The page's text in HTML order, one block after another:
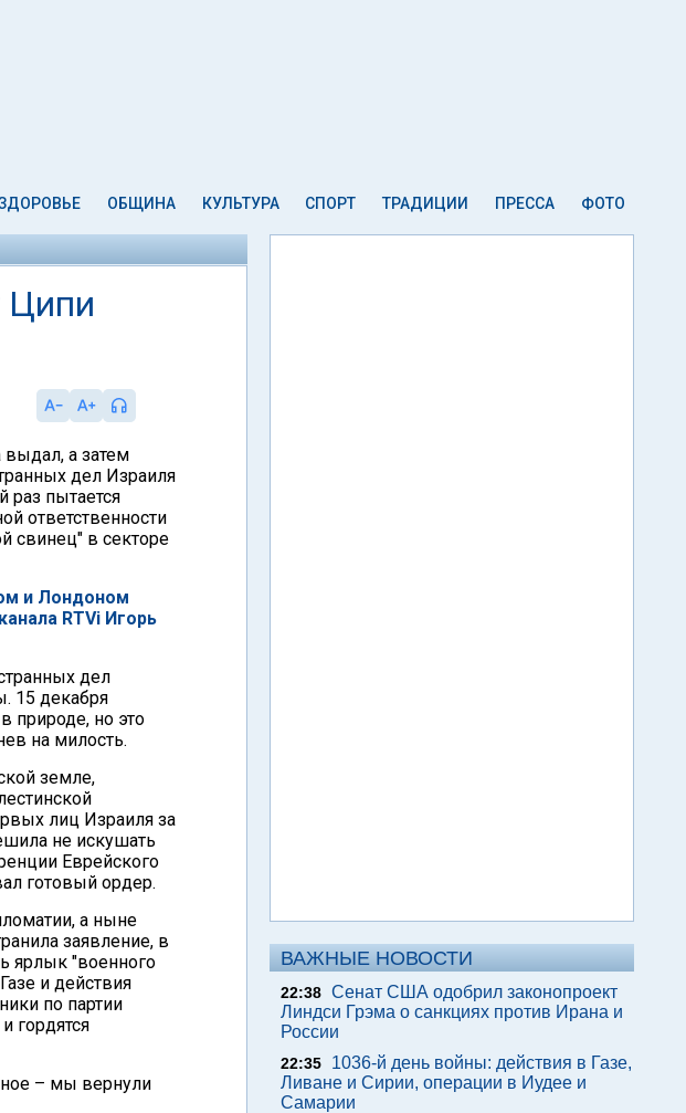
ОБЩИНА КУЛЬТУРА СПОРТ ТРАДИЦИИ ПРЕССА ФОТО
Ципи
выдал, а затем
дел Израиля
раз пытается
ответственности
свинец" в секторе
и Лондоном
RTVi Игорь
дел
15 декабря
природе, но это
на милость.
земле,
лиц Израиля за
не искушать
Еврейского
готовый ордер.
а ныне
заявление, в
ярлык "военного
и действия
по партии
гордятся
– мы вернули
ВАЖНЫЕ НОВОСТИ
22:38 Сенат США одобрил законопроект
Линдси Грэма о санкциях против Ирана и
России
22:35
1036-й день войны: действия в Газе,
Ливане и Сирии, операции в Иудее и
Самарии